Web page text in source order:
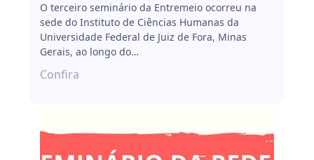
O terceiro seminário da Entremeio ocorreu na
sede do Instituto de Ciências Humanas da
Universidade Federal de Juiz de Fora, Minas
Gerais, ao longo do…
Confira